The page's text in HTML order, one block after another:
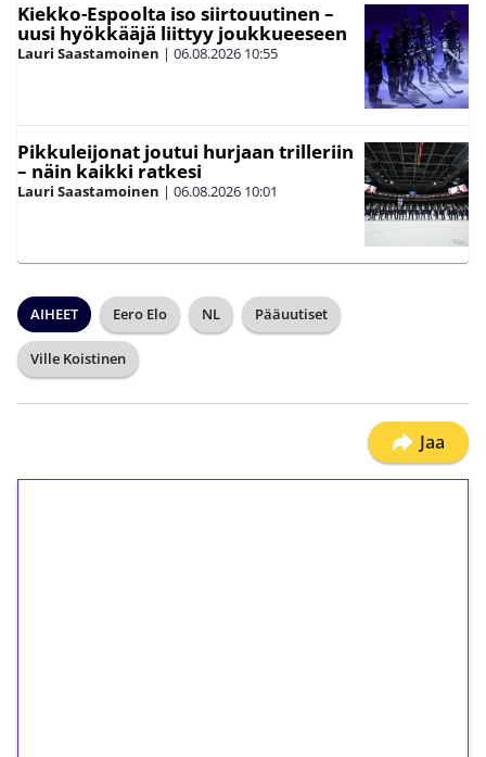
Kiekko-Espoolta iso siirtouutinen –
uusi hyökkääjä liittyy joukkueeseen
Lauri Saastamoinen | 06.08.2026 10:55
Pikkuleijonat joutui hurjaan trilleriin
– näin kaikki ratkesi
Lauri Saastamoinen | 06.08.2026 10:01
AIHEET Eero Elo NL Pääuutiset
Ville Koistinen
Jaa